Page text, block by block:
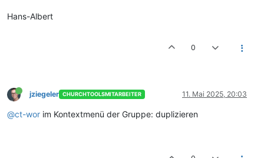
Hans-Albert
0
jziegeler CHURCHTOOLSMITARBEITER 11. Mai 2025, 20:03
@ct-wor im Kontextmenü der Gruppe: duplizieren